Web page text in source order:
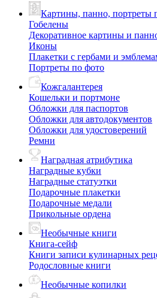
Картины, панно, портреты
Гобелены
Декоративное картины и
Иконы
Плакетки с гербами и
Портреты по фото
Кожгалантерея
Кошельки и портмоне
Обложки для паспортов
Обложки для автодокументов
Обложки для удостоверений
Ремни
Наградная атрибутика
Наградные кубки
Наградные статуэтки
Подарочные плакетки
Подарочные медали
Прикольные ордена
Необычные книги
Книга-сейф
Книги записи кулинарных
Родословные книги
Необычные копилки